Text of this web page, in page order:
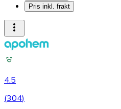
Pris inkl. frakt
4.5
(304)